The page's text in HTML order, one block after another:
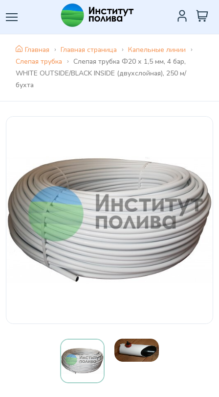
Главная Главная страница
Капельные линии
Слепая трубка
Слепая трубка Ф20 х 1,5 мм, 4 бар,
WHITE OUTSIDE/BLACK INSIDE (двухслойная), 250 м/
бухта